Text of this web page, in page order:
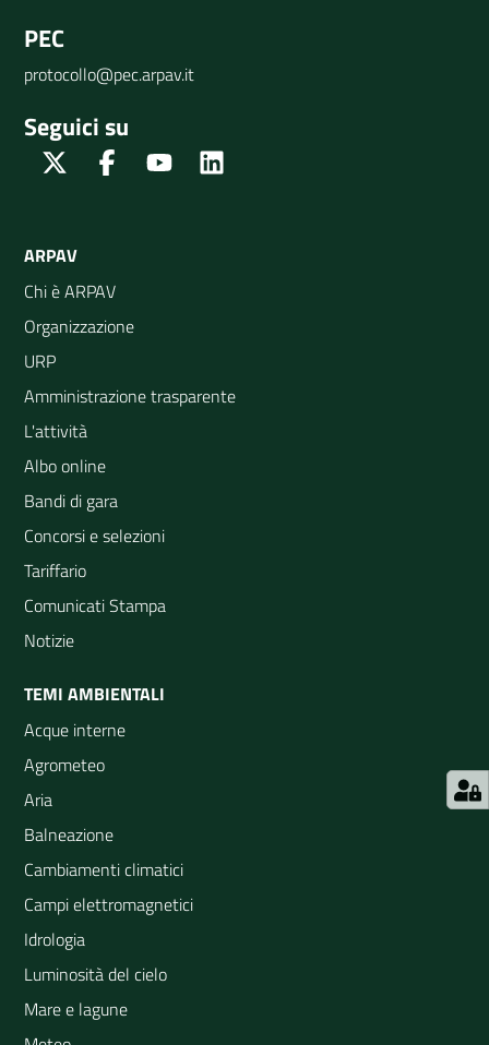
PEC
protocollo@pec.arpav.it
Seguici su
Twitter FacebookYoutube
ARPAV
Chi è ARPAV
Organizzazione
URP
Amministrazione trasparente
L'attività
Albo online
Bandi di gara
Concorsi e selezioni
Tariffario
Comunicati Stampa
Notizie
TEMI AMBIENTALI
Acque interne
Agrometeo
Aria
Balneazione
Cambiamenti climatici
Campi elettromagnetici
Idrologia
Luminosità del cielo
Mare e lagune